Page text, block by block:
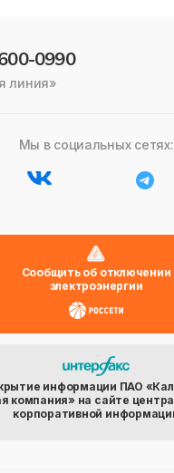
0990
линия»
Мы в социальных сетях:
Сообщить об отключении
электроэнергии
информации ПАО
компания» на сайте
корпоративной